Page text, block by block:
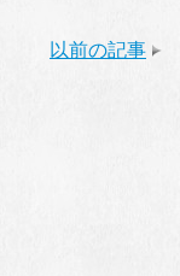
以前の記事